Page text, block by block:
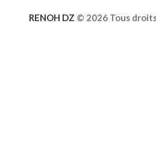
RENOH DZ © 2026 Tous